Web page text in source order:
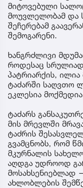
მიტოვებული
მოუვლელობამ და
შეჩერებამ
შემოგარენი.
ხანგრძლივი
როდესაც
პატრიარქის,
ტაძარში საღვთო
ეკლესია
ტაძარს
მის მრევლში
ტაძრის
გვამცნობს, რომ
მკურნალის
აღდგა უდროოდ
მოსახსენიებლად
ახლობლების